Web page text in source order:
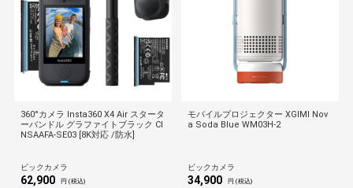
360°カメラ Insta360 X4 Air スタータ
ーバンドル グラファイトブラック CI
NSAAFA-SE03 [8K対応 /防水]
ビックカメラ
62,900 円 (税込)
モバイルプロジェクター XGIMI Nov
a Soda Blue WM03H-2
ビックカメラ
34,900 円 (税込)